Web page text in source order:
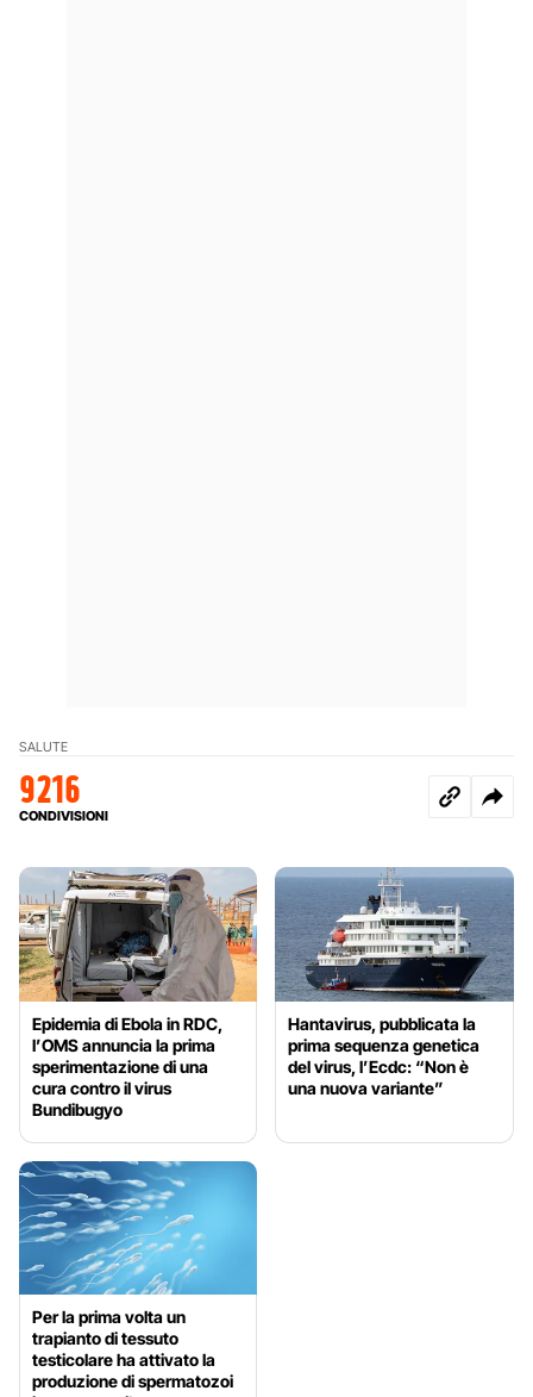
SALUTE
9216
CONDIVISIONI
Epidemia di Ebola in RDC,
l’OMS annuncia la prima
sperimentazione di una
cura contro il virus
Bundibugyo
Hantavirus, pubblicata la
prima sequenza genetica
del virus, l’Ecdc: “Non è
una nuova variante”
Per la prima volta un
trapianto di tessuto
testicolare ha attivato la
produzione di spermatozoi